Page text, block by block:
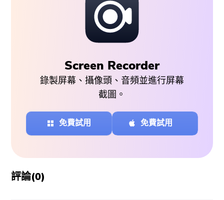
Screen Recorder
錄製屏幕、攝像頭、音頻並進行屏幕
截圖。
免費試用 免費試用
評論(0)